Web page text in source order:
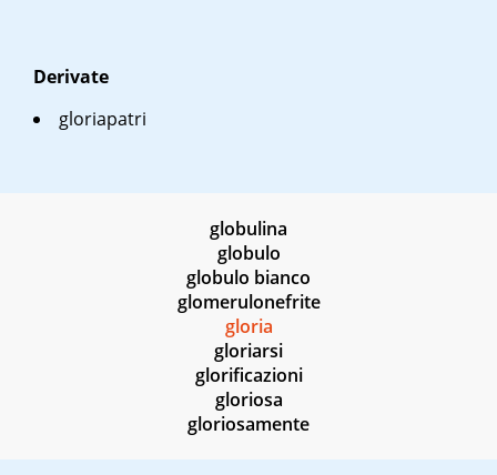
Derivate
gloriapatri
globulina
globulo
globulo bianco
glomerulonefrite
gloria
gloriarsi
glorificazioni
gloriosa
gloriosamente